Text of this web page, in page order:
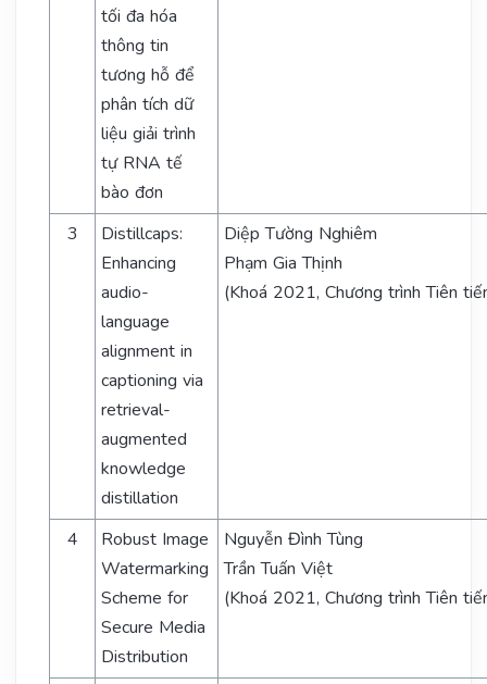
tối đa hóa
thông tin
tương hỗ để
phân tích dữ
liệu giải trình
tự RNA tế
bào đơn
3
Distillcaps:
Enhancing
audio-
language
alignment in
captioning via
retrieval-
augmented
knowledge
distillation
Diệp Tường Nghiêm
Phạm Gia Thịnh
(Khoá 2021, Chương trình Tiên
4
Robust Image
Watermarking
Scheme for
Secure Media
Distribution
Nguyễn Đình Tùng
Trần Tuấn Việt
(Khoá 2021, Chương trình Tiên